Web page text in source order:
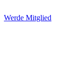
Werde Mitglied